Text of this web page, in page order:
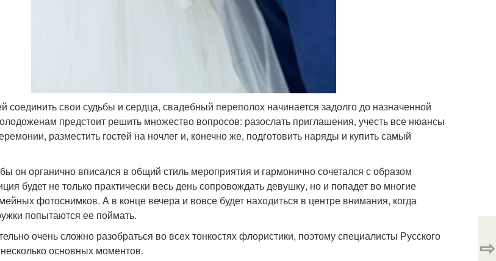
свои судьбы и сердца, свадебный переполох начинается задолго до назначенной
предстоит решить множество вопросов: разослать приглашения, учесть все нюансы
разместить гостей на ночлег и, конечно же, подготовить наряды и купить самый
он органично вписался в общий стиль мероприятия и гармонично сочетался с образом
будет не только практически весь день сопровождать девушку, но и попадет во многие
фотоснимков. А в конце вечера и вовсе будет находиться в центре внимания, когда
попытаются ее поймать.
очень сложно разобраться во всех тонкостях флористики, поэтому специалисты Русского
основных моментов.
⇨